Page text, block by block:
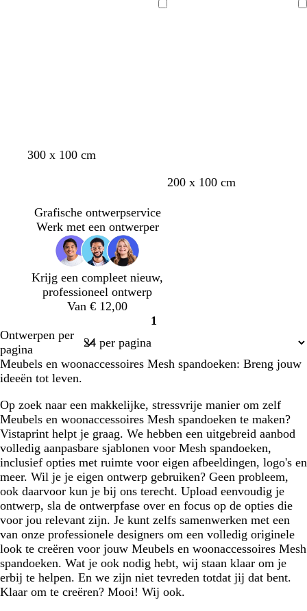
ntltètne
300 x 100 cm
200 x 100 cm
Grafische ontwerpservice
Werk met een ontwerper
Krijg een compleet nieuw,
professioneel ontwerp
Van € 12,00
Pagina
1
Ontwerpen per
pagina
Meubels en woonaccessoires Mesh spandoeken: Breng jouw
ideeën tot leven.
Op zoek naar een makkelijke, stressvrije manier om zelf
Meubels en woonaccessoires Mesh spandoeken te maken?
Vistaprint helpt je graag. We hebben een uitgebreid aanbod
volledig aanpasbare sjablonen voor Mesh spandoeken,
inclusief opties met ruimte voor eigen afbeeldingen, logo's en
meer. Wil je je eigen ontwerp gebruiken? Geen probleem,
ook daarvoor kun je bij ons terecht. Upload eenvoudig je
ontwerp, sla de ontwerpfase over en focus op de opties die
voor jou relevant zijn. Je kunt zelfs samenwerken met een
van onze professionele designers om een volledig originele
look te creëren voor jouw Meubels en woonaccessoires Mesh
spandoeken. Wat je ook nodig hebt, wij staan klaar om je
erbij te helpen. En we zijn niet tevreden totdat jij dat bent.
Klaar om te creëren? Mooi! Wij ook.